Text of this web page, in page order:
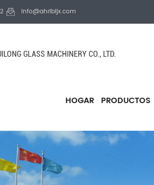
info@ahrlbljx.com
GLASS MACHINERY CO., LTD.
HOGAR PRODUCTOS